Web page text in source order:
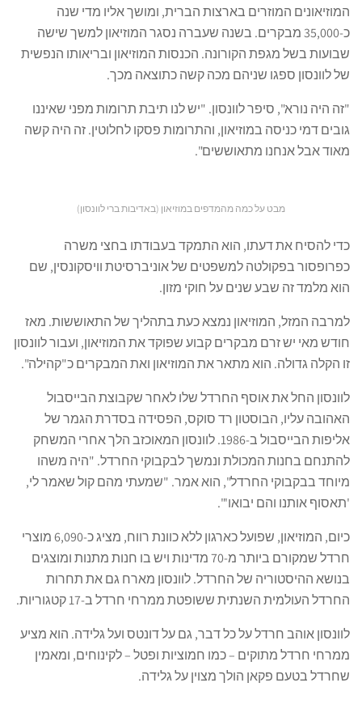
המוזיאונים המוזרים בארצות הברית, ומושך אליו מדי שנה
כ-35,000 מבקרים. בשנה שעברה נסגר המוזיאון למשך שישה
שבועות בשל מגפת הקורונה. הכנסות המוזיאון ובריאותו הנפשית
של לוונסון ספגו שניהם מכה קשה כתוצאה מכך.
"זה היה נורא", סיפר לוונסון. "יש לנו תיבת תרומות מפני שאיננו
גובים דמי כניסה במוזיאון, והתרומות פסקו לחלוטין. זה היה קשה
מאוד אבל אנחנו מתאוששים".
מבט על כמה מהמדפים במוזיאון (באדיבות ברי לוונסון)
כדי להסיח את דעתו, הוא התמקד בעבודתו בחצי משרה
כפרופסור בפקולטה למשפטים של אוניברסיטת וויסקונסין, שם
הוא מלמד זה שבע שנים על חוקי מזון.
למרבה המזל, המוזיאון נמצא כעת בתהליך של התאוששות. מאז
חודש מאי יש זרם מבקרים קבוע שפוקד את המוזיאון, ועבור לוונסון
זו הקלה גדולה. הוא מתאר את המוזיאון ואת המבקרים כ"קהילה".
לוונסון החל את אוסף החרדל שלו לאחר שקבוצת הבייסבול
האהובה עליו, הבוסטון רד סוקס, הפסידה בסדרת הגמר של
אליפות הבייסבול ב-1986. לוונסון המאוכזב הלך אחרי המשחק
להתנחם בחנות המכולת ונמשך לבקבוקי החרדל. "היה משהו
מיוחד בבקבוקי החרדל", הוא אמר. "שמעתי מהם קול שאמר לי,
'תאסוף אותנו והם יבואו'".
כיום, המוזיאון, שפועל כארגון ללא כוונת רווח, מציג כ-6,090 מוצרי
חרדל שמקורם ביותר מ-70 מדינות ויש בו חנות מתנות ומוצגים
בנושא ההיסטוריה של החרדל. לוונסון מארח גם את תחרות
החרדל העולמית השנתית ששופטת ממרחי חרדל ב-17 קטגוריות.
לוונסון אוהב חרדל על כל דבר, גם על דונטס ועל גלידה. הוא מציע
ממרחי חרדל מתוקים – כמו חמוציות ופטל – לקינוחים, ומאמין
שחרדל בטעם פקאן הולך מצוין על גלידה.